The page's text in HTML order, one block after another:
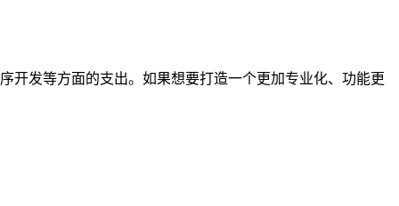
开发等方面的支出。如果想要打造一个更加专业化、功能更